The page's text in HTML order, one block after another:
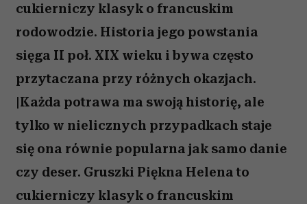
cukierniczy klasyk o francuskim
rodowodzie. Historia jego powstania
sięga II poł. XIX wieku i bywa często
przytaczana przy różnych okazjach.
|Każda potrawa ma swoją historię, ale
tylko w nielicznych przypadkach staje
się ona równie popularna jak samo danie
czy deser. Gruszki Piękna Helena to
cukierniczy klasyk o francuskim